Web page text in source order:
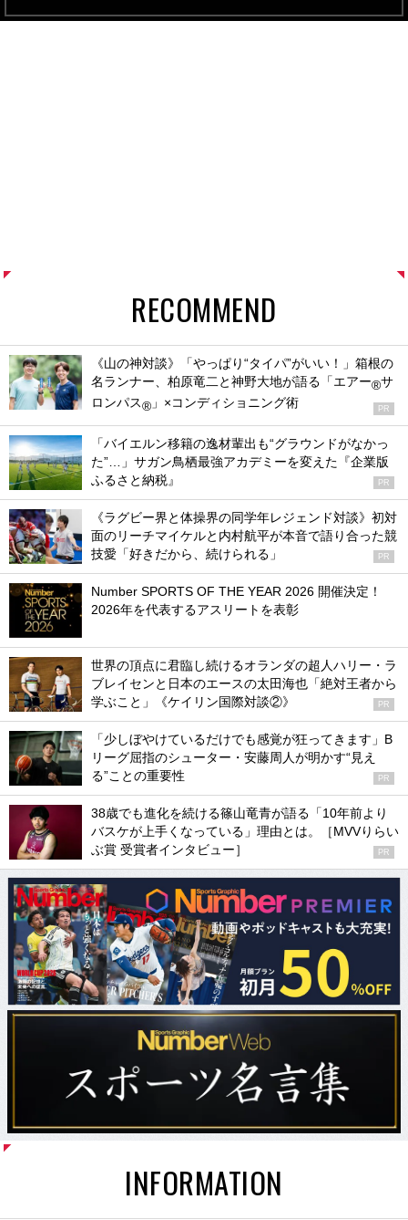
RECOMMEND
《山の神対談》「やっぱり“タイパ”がいい！」箱根の
名ランナー、柏原竜二と神野大地が語る「エアー®サ
ロンパス® 」×コンディショニング術 PR
「バイエルン移籍の逸材輩出も“グラウンドがなかっ
た”…」サガン鳥栖最強アカデミーを変えた『企業版
ふるさと納税』
PR
《ラグビー界と体操界の同学年レジェンド対談》初対
面のリーチマイケルと内村航平が本音で語り合った競
技愛「好きだから、続けられる」
PR
Number SPORTS OF THE YEAR 2026 開催決定！
2026年を代表するアスリートを表彰
世界の頂点に君臨し続けるオランダの超人ハリー・ラ
ブレイセンと日本のエースの太田海也「絶対王者から
学ぶこと」《ケイリン国際対談②》
PR
「少しぼやけているだけでも感覚が狂ってきます」B
リーグ屈指のシューター・安藤周人が明かす“見え
る”ことの重要性
PR
38歳でも進化を続ける篠山竜青が語る「10年前より
バスケが上手くなっている」理由とは。［MVVりらい
ぶ賞 受賞者インタビュー］
PR
INFORMATION